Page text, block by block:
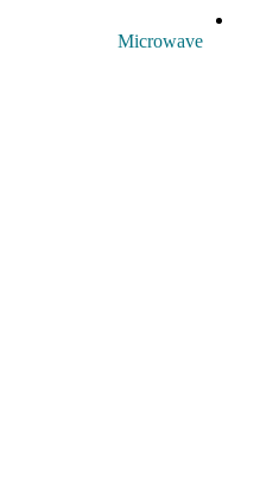
Microwave